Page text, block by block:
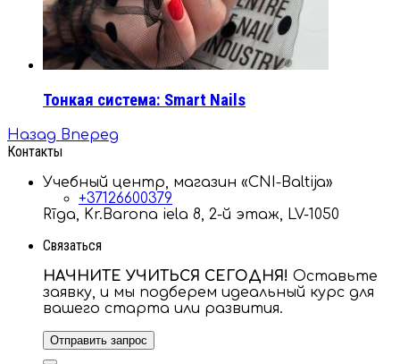
Тонкая система: Smart Nails
Назад Вперед
Контакты
Учебный центр, магазин «CNI-Baltija»
+37126600379
Rīga, Kr.Barona iela 8, 2-й этаж, LV-1050
Связаться
НАЧНИТЕ УЧИТЬСЯ СЕГОДНЯ! Оставьте
заявку, и мы подберем идеальный курс для
вашего старта или развития.
Отправить запрос